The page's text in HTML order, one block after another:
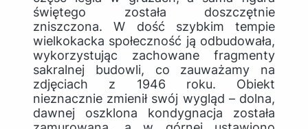
świętego została doszczętnie
zniszczona. W dość szybkim tempie
wielkokacka społeczność ją odbudowała,
wykorzystując zachowane fragmenty
sakralnej budowli, co zauważamy na
zdjęciach z 1946 roku. Obiekt
nieznacznie zmienił swój wygląd – dolna,
dawnej oszklona kondygnacja została